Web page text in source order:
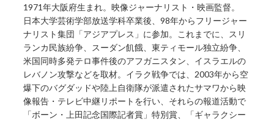
1971年大阪府生まれ。映像ジャーナリスト・映画監督。
日本大学芸術学部放送学科卒業後、98年からフリージャー
ナリスト集団「アジアプレス」に参加。これまでに、スリ
ランカ民族紛争、スーダン飢餓、東ティモール独立紛争、
米国同時多発テロ事件後のアフガニスタン、イスラエルの
レバノン攻撃などを取材。イラク戦争では、2003年から空
爆下のバグダッドや陸上自衛隊が派遣されたサマワから映
像報告・テレビ中継リポートを行い、それらの報道活動で
「ボーン・上田記念国際記者賞」特別賞、「ギャラクシー